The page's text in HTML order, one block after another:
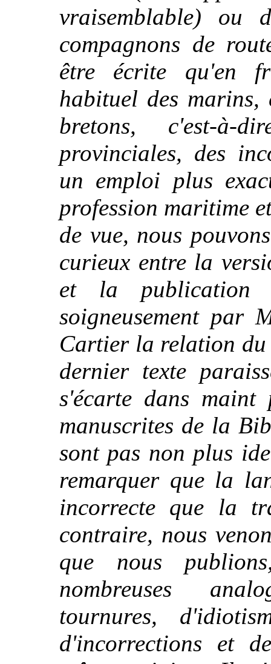
vraisemblable) ou
compagnons de
être écrite qu'en
habituel des marins,
bretons, c'est-à-
provinciales, des
un emploi plus
profession maritime
de vue, nous
curieux entre la
et la publication
soigneusement par
Cartier la relation du
dernier texte
s'écarte dans maint
manuscrites de la
sont pas non plus
remarquer que la
incorrecte que la
contraire, nous
que nous
nombreuses
tournures,
d'incorrections et